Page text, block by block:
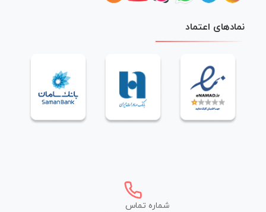
نمادهای اعتماد
شماره تماس